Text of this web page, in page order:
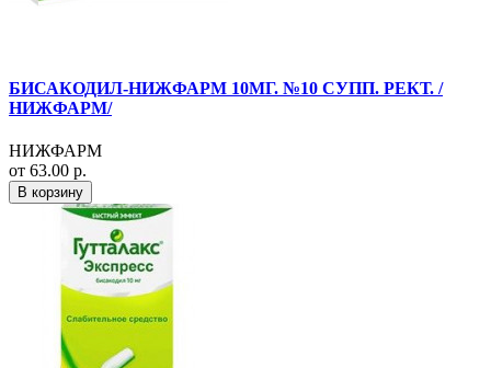
БИСАКОДИЛ-НИЖФАРМ 10МГ. №10 СУПП. РЕКТ. /
НИЖФАРМ/
НИЖФАРМ
от 63.00 р.
В корзину